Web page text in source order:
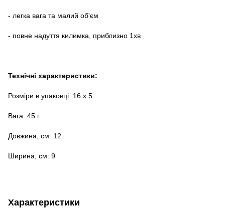
- легка вага та малий об'єм
- повне надуття килимка, приблизно 1хв
Технічні характеристики:
Розміри в упаковці: 16 х 5
Вага: 45 г
Довжина, см: 12
Ширина, см: 9
Характеристики